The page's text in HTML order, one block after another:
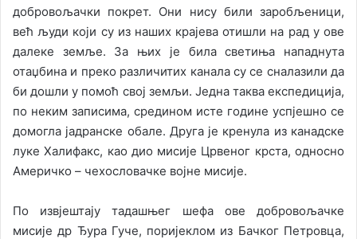
добровољачки покрет. Они нису били заробљеници,
већ људи који су из наших крајева отишли на рад у ове
далеке земље. За њих је била светиња нападнута
отаџбина и преко различитих канала су се сналазили да
би дошли у помоћ свој земљи. Једна таква експедиција,
по неким записима, средином исте године успјешно се
домогла јадранске обале. Друга је кренула из канадске
луке Халифакс, као дио мисије Црвеног крста, односно
Америчко – чехословачке војне мисије.
По извјештају тадашњег шефа ове добровољачке
мисије др Ђура Гуче, поријеклом из Бачког Петровца,